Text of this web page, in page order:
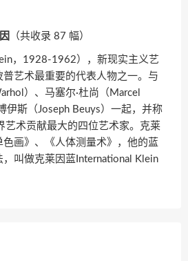
（共收录 87 幅）
，1928-1962），新现实主义艺
艺术最重要的代表人物之一。与
）、马塞尔·杜尚（Marcel
伊斯（Joseph Beuys）一起，并称
艺术贡献最大的四位艺术家。克莱
色画》、《人体测量术》，他的蓝
叫做克莱因蓝International Klein